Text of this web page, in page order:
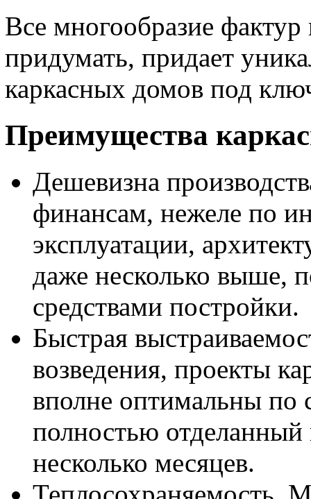
Все многообразие
придумать, придает
каркасных домов под
Преимущества
Дешевизна
финансам, нежеле по
эксплуатации,
даже несколько выше,
средствами постройки.
Быстрая
возведения, проекты
вполне оптимальны по
полностью
несколько месяцев.